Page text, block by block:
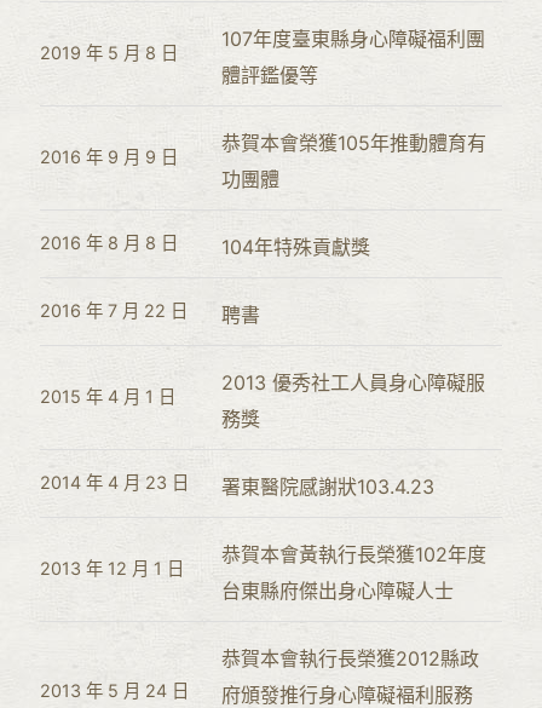
2019 年 5 月 8 日
107年度臺東縣身心障礙福利團
體評鑑優等
2016 年 9 月 9 日
恭賀本會榮獲105年推動體育有
功團體
2016 年 8 月 8 日 104年特殊貢獻獎
2016 年 7 月 22 日 聘書
2015 年 4 月 1 日
2013 優秀社工人員身心障礙服
務獎
2014 年 4 月 23 日 署東醫院感謝狀103.4.23
2013 年 12 月 1 日
恭賀本會黃執行長榮獲102年度
台東縣府傑出身心障礙人士
2013 年 5 月 24 日
恭賀本會執行長榮獲2012縣政
府頒發推行身心障礙褔利服務